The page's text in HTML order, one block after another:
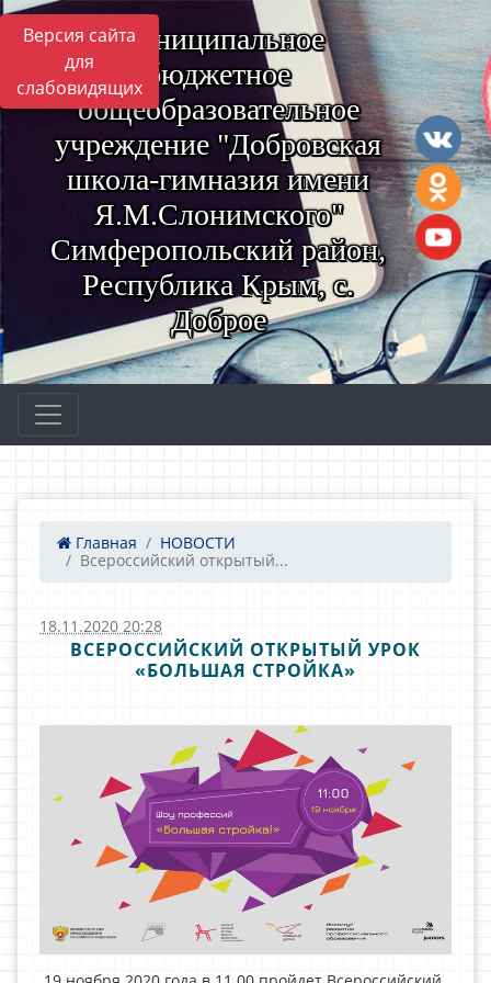
Версия сайта
для
слабовидящих
Муниципальное
бюджетное
общеобразовательное
учреждение "Добровская
школа-гимназия имени
Я.М.Слонимского"
Симферопольский район,
Республика Крым, с.
Доброе
Главная
НОВОСТИ
Всероссийский открытый...
18.11.2020 20:28
ВСЕРОССИЙСКИЙ ОТКРЫТЫЙ УРОК
«БОЛЬШАЯ СТРОЙКА»